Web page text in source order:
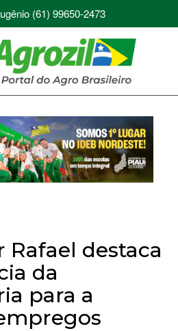
(61) 99650-2473
Rafael destaca
da
para a